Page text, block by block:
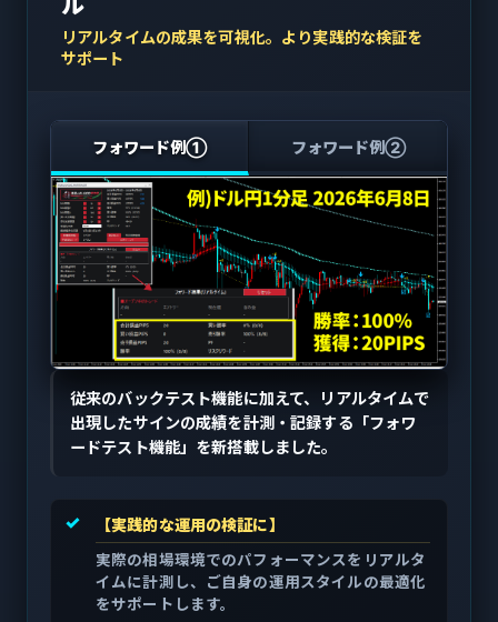
リアルタイムの成果を可視化。より実践的な検証を
サポート
フォワード例① フォワード例②
従来のバックテスト機能に加えて、リアルタイムで
出現したサインの成績を計測・記録する「フォワ
ードテスト機能」を新搭載しました。
✓ 【実践的な運用の検証に】
実際の相場環境でのパフォーマンスをリアルタ
イムに計測し、ご自身の運用スタイルの最適化
をサポートします。